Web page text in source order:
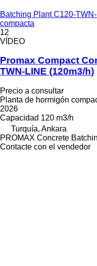
Batching Plant C120-
compacta
12
VÍDEO
Promax Compact
TWN-LINE (120m3/h)
Precio a consultar
Planta de hormigón
2026
Capacidad 120 m3/h
Turquía, Ankara
PROMAX Concrete
Contacte con el vendedor